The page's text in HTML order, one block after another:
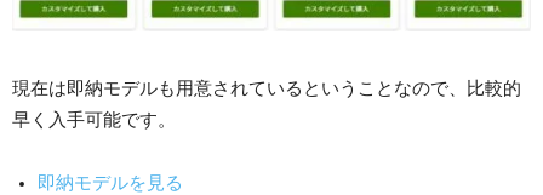
現在は即納モデルも用意されているということなので、比較的
早く入手可能です。
即納モデルを見る